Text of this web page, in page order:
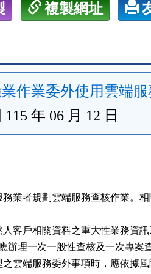
複製網址
作業委外使用雲端
115 年 06 月 12 日
業者規劃雲端服務查核作業。
人客戶相關資料之重大性業務資
應辦理一次一般性查核及一次專案
之雲端服務委外事項時，應依據